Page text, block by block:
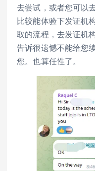
去尝试，或者您可以
比较能体验下发证机
取的流程，去发证机
告诉很遗憾不能给您
您。也算任性了。